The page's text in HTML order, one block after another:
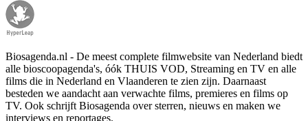
Biosagenda.nl - De meest complete filmwebsite van Nederland biedt
alle bioscoopagenda's, óók THUIS VOD, Streaming en TV en alle
films die in Nederland en Vlaanderen te zien zijn. Daarnaast
besteden we aandacht aan verwachte films, premieres en films op
TV. Ook schrijft Biosagenda over sterren, nieuws en maken we
interviews en reportages.